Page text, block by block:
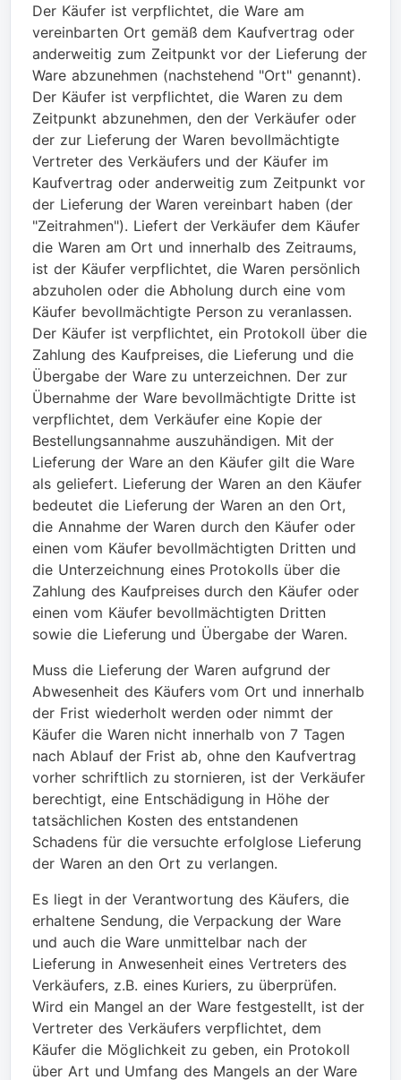
Der Käufer ist verpflichtet, die Ware am
vereinbarten Ort gemäß dem Kaufvertrag oder
anderweitig zum Zeitpunkt vor der Lieferung der
Ware abzunehmen (nachstehend "Ort" genannt).
Der Käufer ist verpflichtet, die Waren zu dem
Zeitpunkt abzunehmen, den der Verkäufer oder
der zur Lieferung der Waren bevollmächtigte
Vertreter des Verkäufers und der Käufer im
Kaufvertrag oder anderweitig zum Zeitpunkt vor
der Lieferung der Waren vereinbart haben (der
"Zeitrahmen"). Liefert der Verkäufer dem Käufer
die Waren am Ort und innerhalb des Zeitraums,
ist der Käufer verpflichtet, die Waren persönlich
abzuholen oder die Abholung durch eine vom
Käufer bevollmächtigte Person zu veranlassen.
Der Käufer ist verpflichtet, ein Protokoll über die
Zahlung des Kaufpreises, die Lieferung und die
Übergabe der Ware zu unterzeichnen. Der zur
Übernahme der Ware bevollmächtigte Dritte ist
verpflichtet, dem Verkäufer eine Kopie der
Bestellungsannahme auszuhändigen. Mit der
Lieferung der Ware an den Käufer gilt die Ware
als geliefert. Lieferung der Waren an den Käufer
bedeutet die Lieferung der Waren an den Ort,
die Annahme der Waren durch den Käufer oder
einen vom Käufer bevollmächtigten Dritten und
die Unterzeichnung eines Protokolls über die
Zahlung des Kaufpreises durch den Käufer oder
einen vom Käufer bevollmächtigten Dritten
sowie die Lieferung und Übergabe der Waren.
Muss die Lieferung der Waren aufgrund der
Abwesenheit des Käufers vom Ort und innerhalb
der Frist wiederholt werden oder nimmt der
Käufer die Waren nicht innerhalb von 7 Tagen
nach Ablauf der Frist ab, ohne den Kaufvertrag
vorher schriftlich zu stornieren, ist der Verkäufer
berechtigt, eine Entschädigung in Höhe der
tatsächlichen Kosten des entstandenen
Schadens für die versuchte erfolglose Lieferung
der Waren an den Ort zu verlangen.
Es liegt in der Verantwortung des Käufers, die
erhaltene Sendung, die Verpackung der Ware
und auch die Ware unmittelbar nach der
Lieferung in Anwesenheit eines Vertreters des
Verkäufers, z.B. eines Kuriers, zu überprüfen.
Wird ein Mangel an der Ware festgestellt, ist der
Vertreter des Verkäufers verpflichtet, dem
Käufer die Möglichkeit zu geben, ein Protokoll
über Art und Umfang des Mangels an der Ware